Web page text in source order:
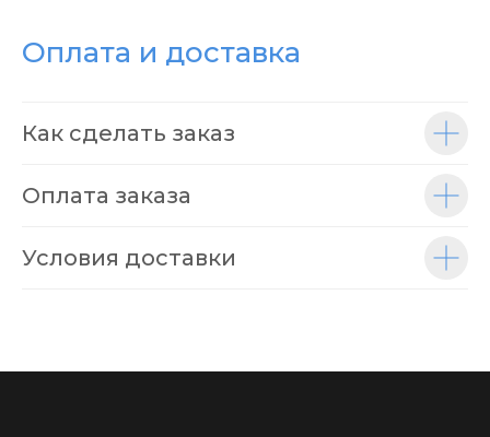
Оплата и доставка
Как сделать заказ
Оплата заказа
Условия доставки